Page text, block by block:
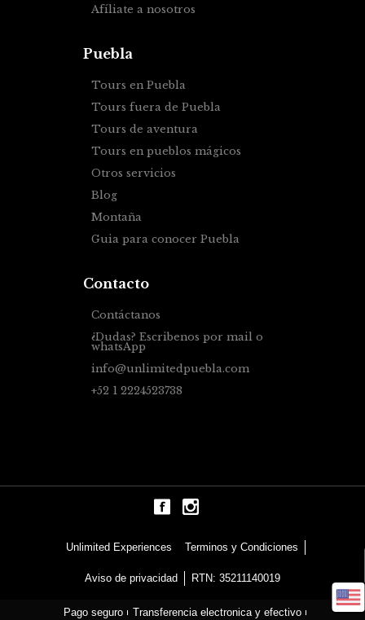
Afíliate a nosotros
Puebla
Tours en Puebla
Tours fuera de Puebla
Tours de aventura
Tours en pueblos mágicos
Otros servicios
Blog
Montaña
Guia para conocer Puebla
Contacto
Contáctanos
¿Dudas? Escribenos por mail o
whatsApp
info@unlimitedpuebla.com
+52 1 2224523738
Unlimited Experiences Terminos y Condiciones
Aviso de privacidad RTN: 35211140019
Pago seguro Transferencia electronica y efectivo